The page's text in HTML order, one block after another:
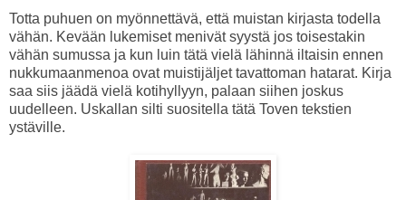
Totta puhuen on myönnettävä, että muistan kirjasta todella
vähän. Kevään lukemiset menivät syystä jos toisestakin
vähän sumussa ja kun luin tätä vielä lähinnä iltaisin ennen
nukkumaanmenoa ovat muistijäljet tavattoman hatarat. Kirja
saa siis jäädä vielä kotihyllyyn, palaan siihen joskus
uudelleen. Uskallan silti suositella tätä Toven tekstien
ystäville.